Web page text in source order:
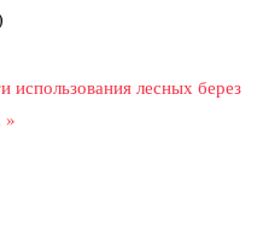
использования лесных берез
»